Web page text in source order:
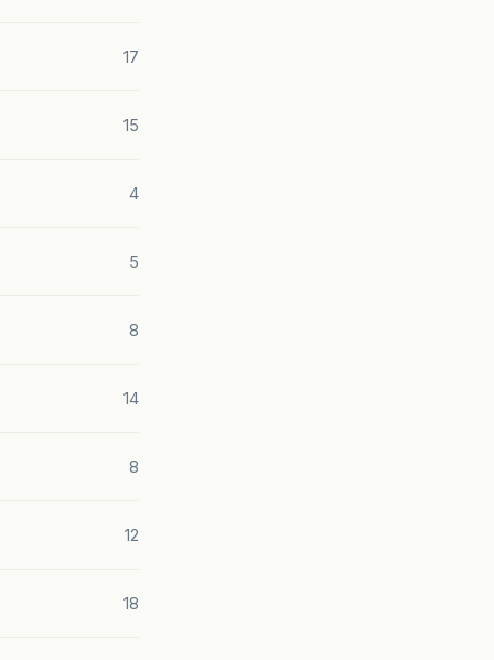
17
15
4
5
8
14
8
12
18